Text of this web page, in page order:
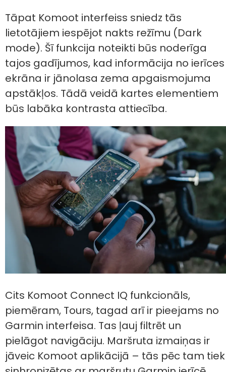
Tāpat Komoot interfeiss sniedz tās
lietotājiem iespējot nakts režīmu (Dark
mode). Šī funkcija noteikti būs noderīga
tajos gadījumos, kad informācija no ierīces
ekrāna ir jānolasa zema apgaismojuma
apstākļos. Tādā veidā kartes elementiem
būs labāka kontrasta attiecība.
Cits Komoot Connect IQ funkcionāls,
piemēram, Tours, tagad arī ir pieejams no
Garmin interfeisa. Tas ļauj filtrēt un
pielāgot navigāciju. Maršruta izmaiņas ir
jāveic Komoot aplikācijā – tās pēc tam tiek